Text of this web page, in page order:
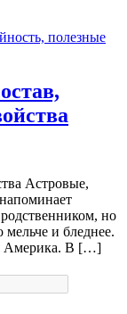
Астровые,
но
и бледнее.
Америка. В […]